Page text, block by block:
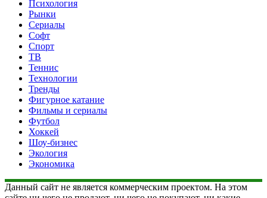
Психология
Рынки
Сериалы
Софт
Спорт
ТВ
Теннис
Технологии
Тренды
Фигурное катание
Фильмы и сериалы
Футбол
Хоккей
Шоу-бизнес
Экология
Экономика
Данный сайт не является коммерческим проектом. На этом